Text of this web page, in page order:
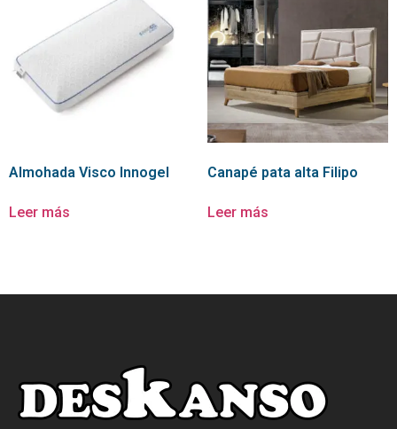
Almohada Visco Innogel
Leer más
Canapé pata alta Filipo
Leer más